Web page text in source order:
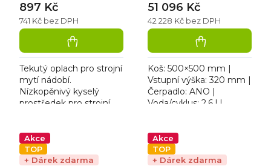
741 Kč bez DPH
897 Kč
Tekutý oplach pro strojní
mytí nádobí.
Nízkopěnivý kyselý
prostředek pro strojní
myčky Silanos.
42 228 Kč bez DPH
51 096 Kč
Koš: 500×500 mm |
Vstupní výška: 320 mm |
Čerpadlo: ANO |
Voda/cyklus: 2,6 l |
360 ks/hod | Provedení:
dvouplášťové |...
Akce
TOP
+ Dárek zdarma
Akce
TOP
+ Dárek zdarma